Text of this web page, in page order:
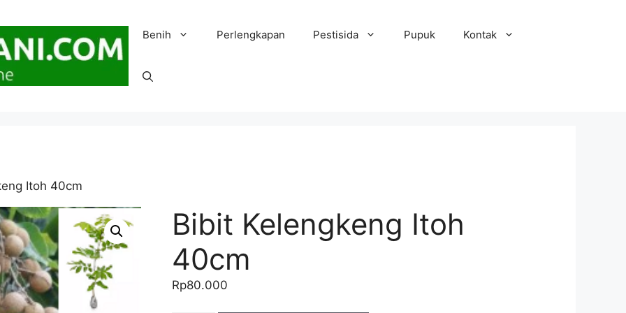
Benih Perlengkapan Pestisida Pupuk Kontak
Itoh 40cm
Bibit Kelengkeng Itoh
40cm
Rp80.000